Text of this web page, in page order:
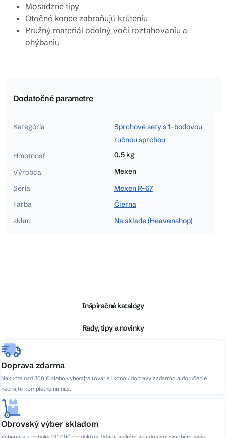
Mosadzné tipy
Otočné konce zabraňujú krúteniu
Pružný materiál odolný voči rozťahovaniu a
ohýbaniu
Dodatočné parametre
Kategória
Sprchové sety s 1-bodovou
ručnou sprchou
Hmotnosť
0.5 kg
Výrobca
Mexen
Séria
Mexen R-67
Farba
Čierna
sklad
Na sklade (Heavenshop)
e
Inšpiračné katalógy
Rady, tipy a novinky
Doprava zdarma
Nakúpte nad 300 € alebo vyberajte tovar s ikonou dopravy zadarmo a doručenie
nechajte kompletne na nás.
Obrovský výber skladom